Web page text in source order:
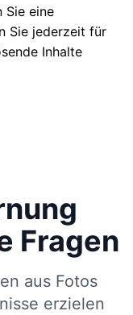
Sie eine
Sie jederzeit für
Inhalte
Fragen
aus Fotos
erzielen